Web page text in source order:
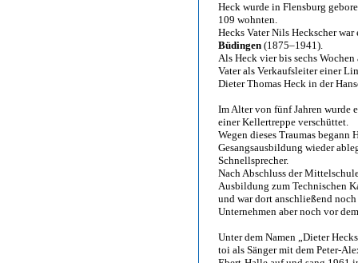
Heck wurde in Flensburg
109 wohnten.
Hecks Vater Nils Heckscher
Büdingen (1875–1941).
Als Heck vier bis sechs
Vater als Verkaufsleiter einer
Dieter Thomas Heck in der
Im Alter von fünf Jahren wurde
einer Kellertreppe verschüttet.
Wegen dieses Traumas begann
Gesangsausbildung wieder
Schnellsprecher.
Nach Abschluss der
Ausbildung zum Technischen
und war dort anschließend
Unternehmen aber noch vor
Unter dem Namen „Dieter
toi als Sänger mit dem Peter-